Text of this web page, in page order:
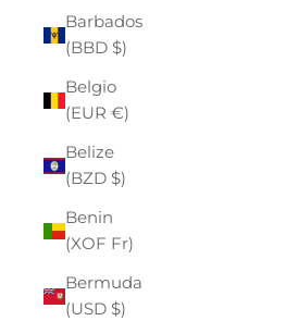
Barbados
(BBD $)
Belgio
(EUR €)
Belize
(BZD $)
Benin
(XOF Fr)
Bermuda
(USD $)